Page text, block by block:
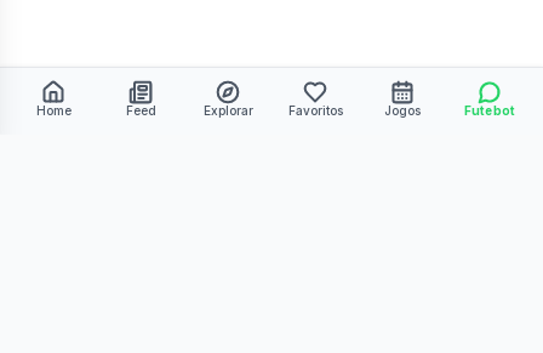
Home Feed Explorar Favoritos Jogos Futebot